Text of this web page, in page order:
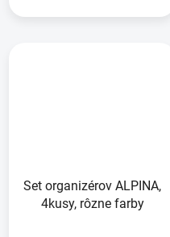
Set organizérov ALPINA,
4kusy, rôzne farby